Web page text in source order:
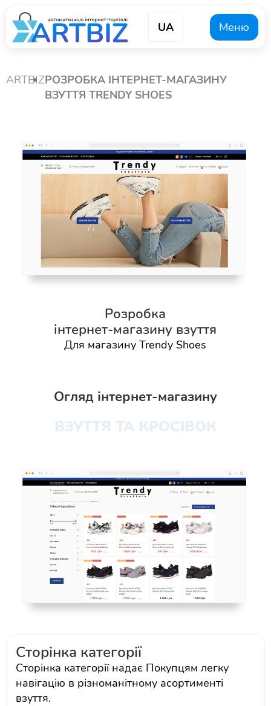
UA Меню
ARTBIZРОЗРОБКА ІНТЕРНЕТ-МАГАЗИНУ
ВЗУТТЯ TRENDY SHOES
Розробка
інтернет-магазину взуття
Для магазину Trendy Shoes
Огляд інтернет-магазину
ВЗУТТЯ ТА КРОСІВОК
Сторінка категорії
Сторінка категорії надає Покупцям легку
навігацію в різноманітному асортименті
взуття.